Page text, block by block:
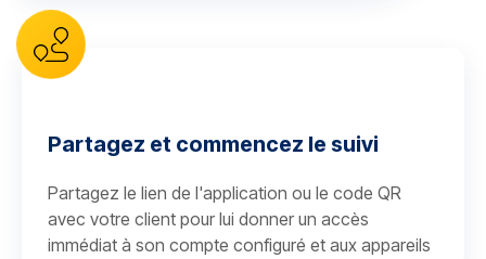
Partagez et commencez le suivi
Partagez le lien de l'application ou le code QR
avec votre client pour lui donner un accès
immédiat à son compte configuré et aux appareils